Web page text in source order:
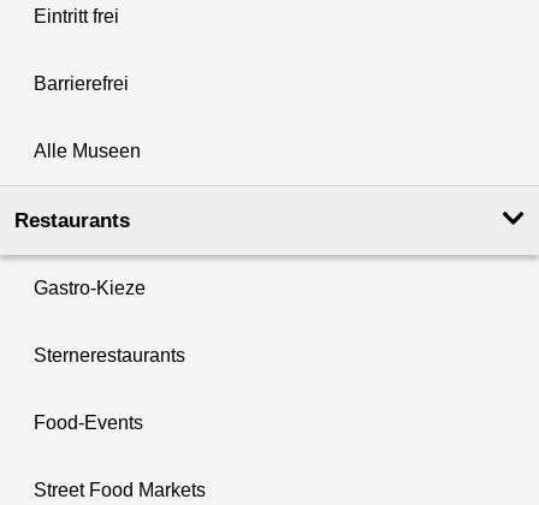
Eintritt frei
Barrierefrei
Alle Museen
Restaurants
Gastro-Kieze
Sternerestaurants
Food-Events
Street Food Markets